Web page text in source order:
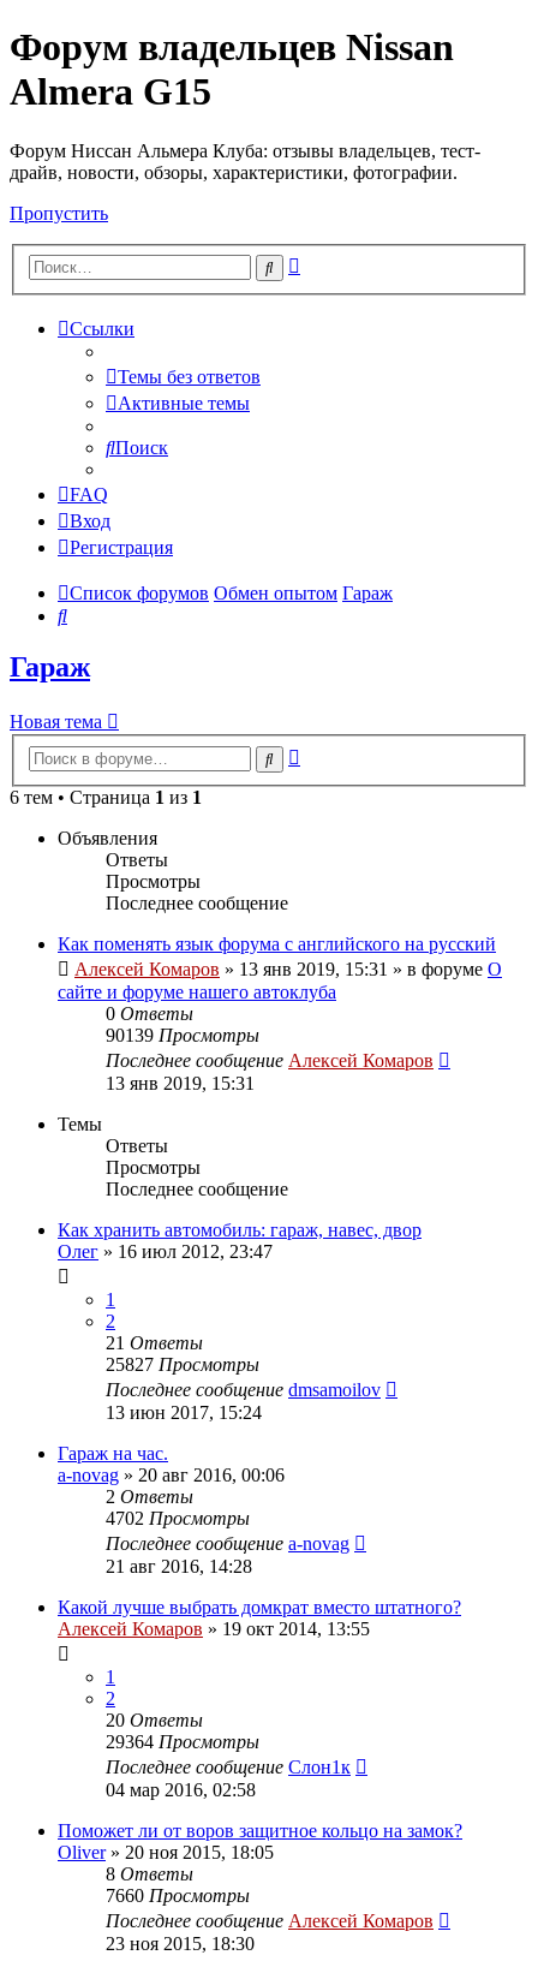
Форум владельцев Nissan
Almera G15
Форум Ниссан Альмера Клуба: отзывы владельцев, тест-
драйв, новости, обзоры, характеристики, фотографии.
Пропустить
Поиск
Ссылки
Темы без ответов
Активные темы
Поиск
FAQ
Вход
Регистрация
Список форумов Обмен опытом Гараж
Поиск
Гараж
Новая тема
Поиск
6 тем • Страница 1 из 1
Объявления
Ответы
Просмотры
Последнее сообщение
Как поменять язык форума с английского на русский
Алексей Комаров » 13 янв 2019, 15:31 » в форуме О
сайте и форуме нашего автоклуба
0 Ответы
90139 Просмотры
Последнее сообщение Алексей Комаров
13 янв 2019, 15:31
Темы
Ответы
Просмотры
Последнее сообщение
Как хранить автомобиль: гараж, навес, двор
Олег » 16 июл 2012, 23:47
1
2
21 Ответы
25827 Просмотры
Последнее сообщение dmsamoilov
13 июн 2017, 15:24
Гараж на час.
a-novag » 20 авг 2016, 00:06
2 Ответы
4702 Просмотры
Последнее сообщение a-novag
21 авг 2016, 14:28
Какой лучше выбрать домкрат вместо штатного?
Алексей Комаров » 19 окт 2014, 13:55
1
2
20 Ответы
29364 Просмотры
Последнее сообщение Слон1к
04 мар 2016, 02:58
Поможет ли от воров защитное кольцо на замок?
Oliver» 20 ноя 2015, 18:05
8 Ответы
7660 Просмотры
Последнее сообщение Алексей Комаров
23 ноя 2015, 18:30